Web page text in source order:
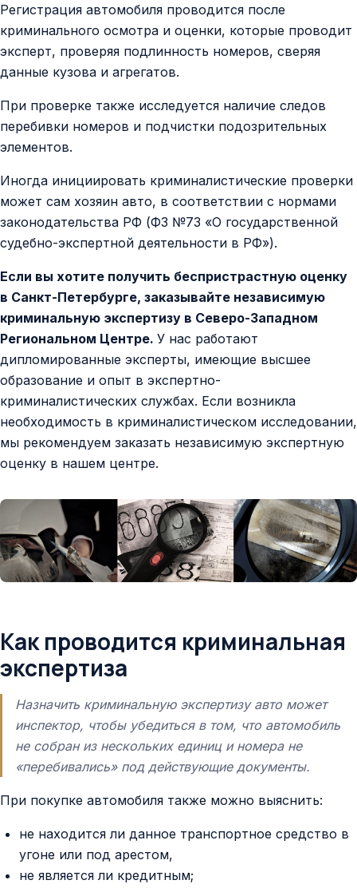
Регистрация автомобиля проводится после
криминального осмотра и оценки, которые проводит
эксперт, проверяя подлинность номеров, сверяя
данные кузова и агрегатов.
При проверке также исследуется наличие следов
перебивки номеров и подчистки подозрительных
элементов.
Иногда инициировать криминалистические проверки
может сам хозяин авто, в соответствии с нормами
законодательства РФ (ФЗ №73 «О государственной
судебно-экспертной деятельности в РФ»).
Если вы хотите получить беспристрастную оценку
в Санкт-Петербурге, заказывайте независимую
криминальную экспертизу в Северо-Западном
Региональном Центре. У нас работают
дипломированные эксперты, имеющие высшее
образование и опыт в экспертно-
криминалистических службах. Если возникла
необходимость в криминалистическом исследовании,
мы рекомендуем заказать независимую экспертную
оценку в нашем центре.
Как проводится криминальная
экспертиза
Назначить криминальную экспертизу авто может
инспектор, чтобы убедиться в том, что автомобиль
не собран из нескольких единиц и номера не
«перебивались» под действующие документы.
При покупке автомобиля также можно выяснить:
не находится ли данное транспортное средство в
угоне или под арестом,
не является ли кредитным;